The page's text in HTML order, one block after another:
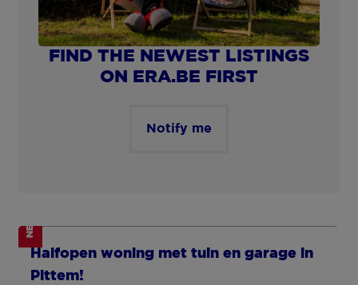
FIND THE NEWEST LISTINGS
ON ERA.BE FIRST
Notify me
NEW
Halfopen woning met tuin en garage in
Pittem!
Nieuwbouwwoning met 3 Slaapkamers
in Koolskamp!